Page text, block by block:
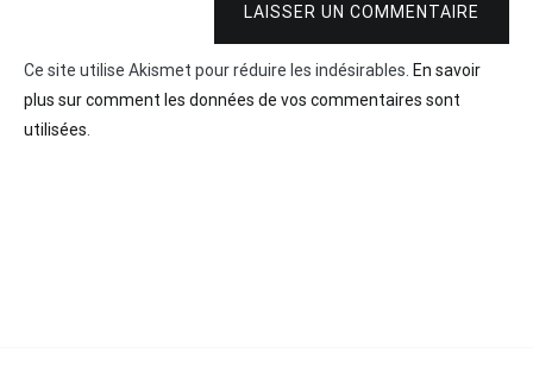
LAISSER UN COMMENTAIRE
Ce site utilise Akismet pour réduire les indésirables. En savoir
plus sur comment les données de vos commentaires sont
utilisées